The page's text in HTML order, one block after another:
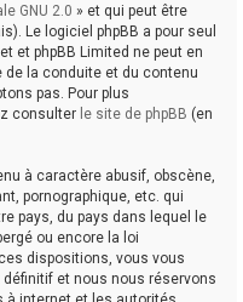
GNU 2.0 » et qui peut être
Le logiciel phpBB a pour seul
et phpBB Limited ne peut en
la conduite et du contenu
pas. Pour plus
consulter le site de phpBB (en
à caractère abusif, obscène,
pornographique, etc. qui
pays, du pays dans lequel le
ou encore la loi
dispositions, vous vous
et nous nous réservons